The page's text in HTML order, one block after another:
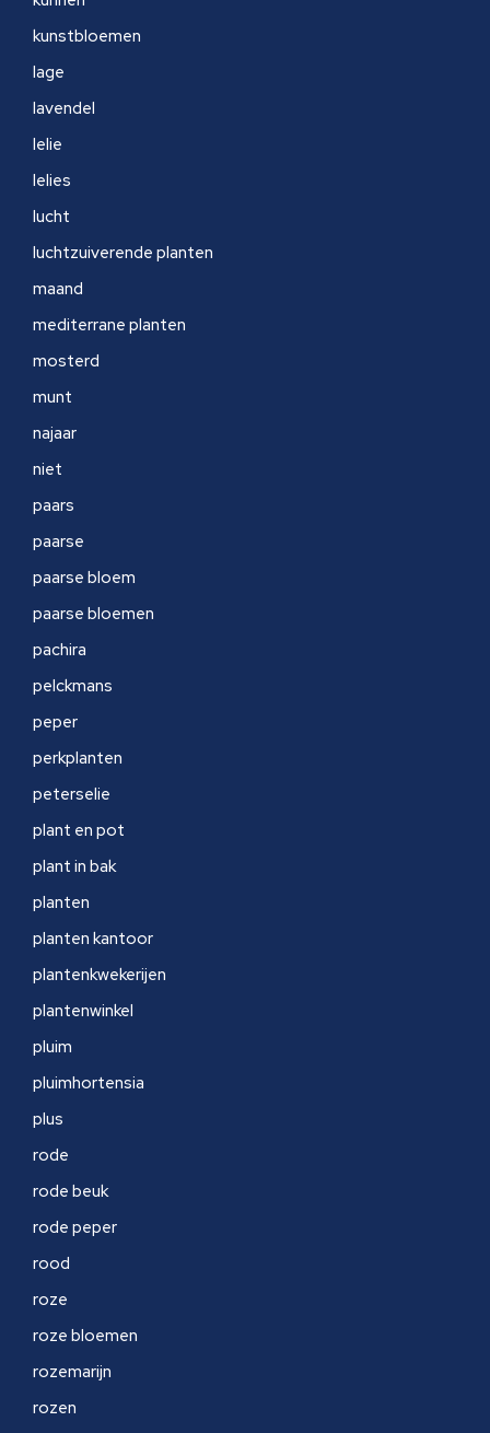
kunstbloemen
lage
lavendel
lelie
lelies
lucht
luchtzuiverende planten
maand
mediterrane planten
mosterd
munt
najaar
niet
paars
paarse
paarse bloem
paarse bloemen
pachira
pelckmans
peper
perkplanten
peterselie
plant en pot
plant in bak
planten
planten kantoor
plantenkwekerijen
plantenwinkel
pluim
pluimhortensia
plus
rode
rode beuk
rode peper
rood
roze
roze bloemen
rozemarijn
rozen